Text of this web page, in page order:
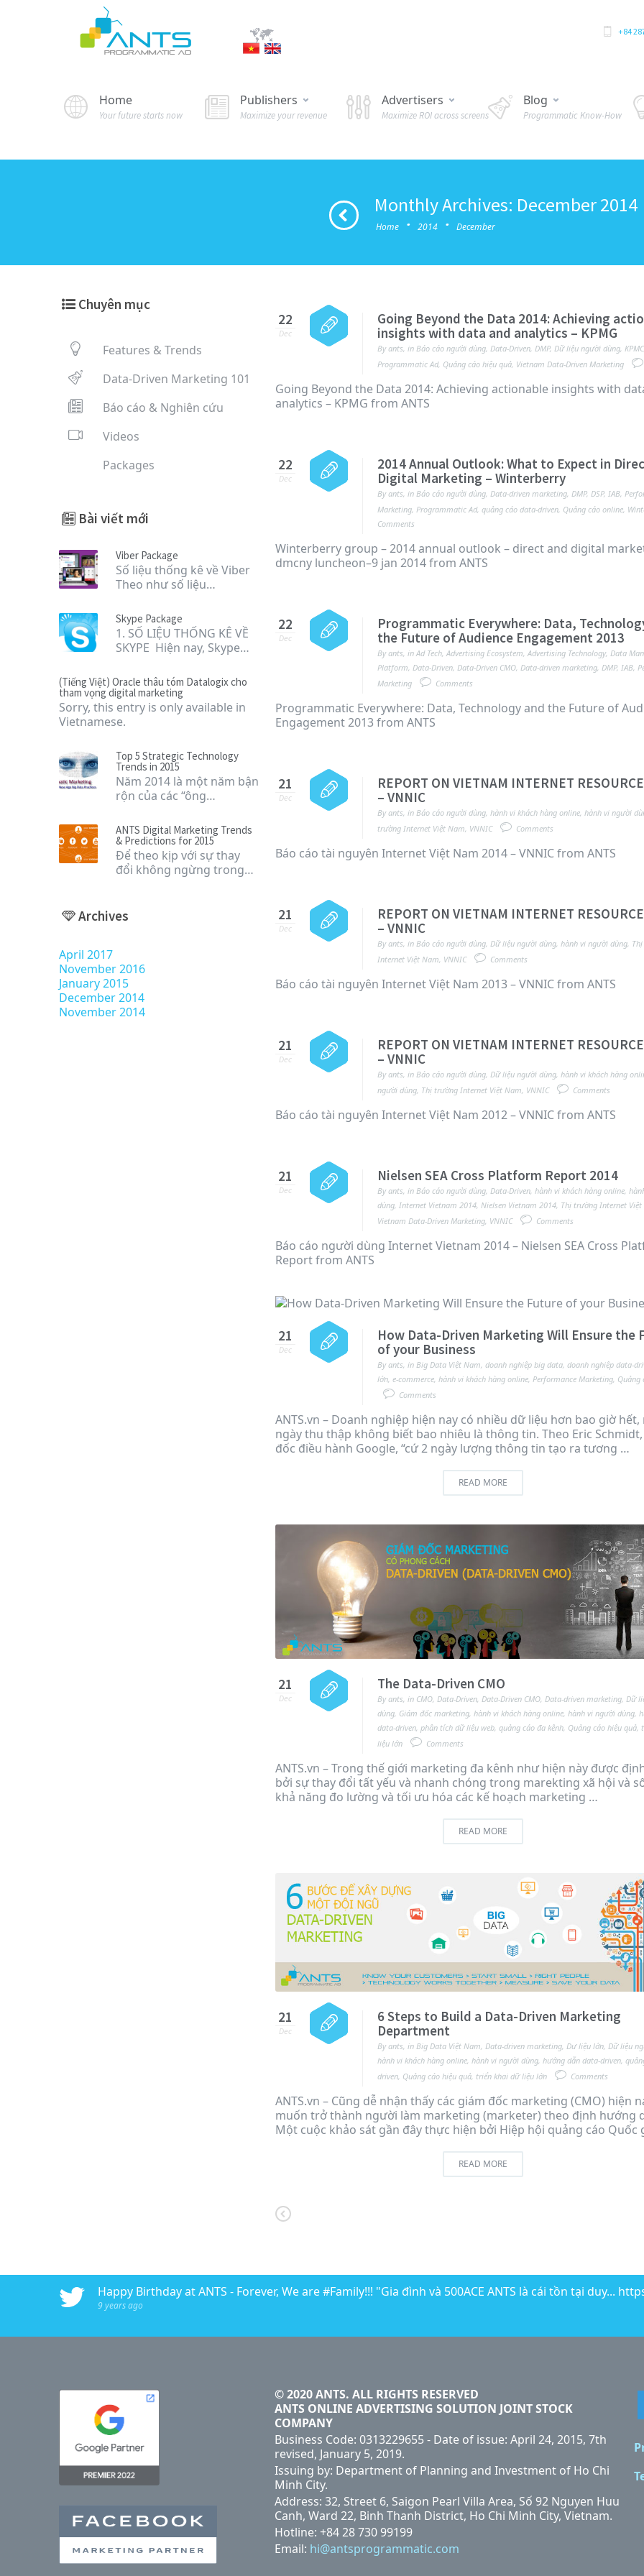
+84
Home
Your future starts now
Publishers
Maximize your revenue
Advertisers
Maximize ROI across screens
Blog
Programmatic Know-How
Monthly Archives: December 2014
Home · 2014 · December
22
Dec
Going Beyond the Data 2014: Achieving
insights with data and analytics – KPMG
Byants, in Báo cáo người dùng, Data-Driven, DMP, Dữ liệu người dùng, KPMC,
Programmatic Ad, Quảng cáo hiệu quả, Vietnam Data-Driven Marketing
Going Beyond the Data 2014: Achieving actionable insights with
analytics – KPMG from ANTS
22
Dec
2014 Annual Outlook: What to Expect in
Digital Marketing – Winterberry
Byants, in Báo cáo người dùng, Data-driven marketing, DMP, DSP, IAB,
Marketing, Programmatic Ad, quảng cáo data-driven, Quảng cáo online,
Comments
Winterberry group – 2014 annual outlook – direct and digital
dmcny luncheon–9 jan 2014 from ANTS
22
Dec
Programmatic Everywhere: Data,
the Future of Audience Engagement 2013
Byants, inAd Tech,Advertising Ecosystem,Advertising Technology, Data
Platform, Data-Driven, Data-Driven CMO, Data-driven marketing, DMP, IAB,
Marketing
Comments
Programmatic Everywhere: Data, Technology and the Future of
Engagement 2013 from ANTS
21
Dec
REPORT ON VIETNAM INTERNET
– VNNIC
Byants, in Báo cáo người dùng, hành vi khách hàng online, hành vi người
trường Internet Việt Nam, VNNIC Comments
Báo cáo tài nguyên Internet Việt Nam 2014 – VNNIC from ANTS
21
Dec
REPORT ON VIETNAM INTERNET
– VNNIC
Byants, in Báo cáo người dùng, Dữ liệu người dùng, hành vi người dùng,
Internet Việt Nam, VNNIC Comments
Báo cáo tài nguyên Internet Việt Nam 2013 – VNNIC from ANTS
21
Dec
REPORT ON VIETNAM INTERNET
– VNNIC
Byants, in Báo cáo người dùng, Dữ liệu người dùng, hành vi khách hàng
người dùng, Thị trường Internet Việt Nam, VNNIC Comments
Báo cáo tài nguyên Internet Việt Nam 2012 – VNNIC from ANTS
21
Dec
Nielsen SEA Cross Platform Report 2014
Byants, in Báo cáo người dùng, Data-Driven, hành vi khách hàng online,
dùng, Internet Vietnam 2014, Nielsen Vietnam 2014, Thị trường Internet Việt
Vietnam Data-Driven Marketing, VNNIC Comments
Báo cáo người dùng Internet Vietnam 2014 – Nielsen SEA Cross
Report from ANTS
21
Dec
How Data-Driven Marketing Will Ensure the
of your Business
Byants, in Big Data Việt Nam, doanh nghiệp big data, doanh nghiệp data-
lớn, e-commerce, hành vi khách hàng online, Performance Marketing, Quảng
Comments
ANTS.vn – Doanh nghiệp hiện nay có nhiều dữ liệu hơn bao giờ hết,
ngày thu thập không biết bao nhiêu là thông tin. Theo Eric
đốc điều hành Google, “cứ 2 ngày lượng thông tin tạo ra tương …
READ MORE
21
Dec
The Data-Driven CMO
Byants in CMO, Data-Driven, Data-Driven CMO, Data-driven marketing, Dữ
dùng, Giám đốc marketing, hành vi khách hàng online, hành vi người dùng,
data-driven, phân tích dữ liệu web, quảng cáo đa kênh, Quảng cáo hiệu quả,
liệu lớn
Comments
ANTS.vn – Trong thế giới marketing đa kênh như hiện này được
bởi sự thay đổi tất yếu và nhanh chóng trong marekting xã hội và
khả năng đo lường và tối ưu hóa các kế hoạch marketing …
READ MORE
21
Dec
6 Steps to Build a Data-Driven Marketing
Department
Byants in Big Data Việt Nam Data-driven marketing, Dư liệu lớn, Dữ liệu
hành vi khách hàng online, hành vi người dùng, hướng dẫn data-driven,
driven, Quảng cáo hiệu quả, triển khai dữ liệu lớn Comments
ANTS.vn – Cũng dễ nhận thấy các giám đốc marketing (CMO) hiện
muốn trở thành người làm marketing (marketer) theo định hướng
Một cuộc khảo sát gần đây thực hiện bởi Hiệp hội quảng cáo Quốc
READ MORE
Chuyên mục
Features & Trends
Data-Driven Marketing 101
Báo cáo & Nghiên cứu
Videos
Packages
Bài viết mới
Viber Package
Số liệu thống kê về Viber
Theo như số liệu…
Skype Package
1. SỐ LIỆU THỐNG KÊ VỀ
SKYPE Hiện nay, Skype…
(Tiếng Việt) Oracle thâu tóm Datalogix cho
tham vọng digital marketing
Sorry, this entry is only available in
Vietnamese.
Top 5 Strategic Technology
Trends in 2015
Năm 2014 là một năm bận
rộn của các “ông…
ANTS Digital Marketing Trends
& Predictions for 2015
Để theo kịp với sự thay
đổi không ngừng trong…
Archives
April 2017
November 2016
January 2015
December 2014
November 2014
ANTS AdTech Happy Birthday at ANTS - Forever, We are #Family!!! "Gia đình và 500ACE ANTS là cái tồn tại duy...
9 years ago
© 2020 ANTS. ALL RIGHTS RESERVED
ANTS ONLINE ADVERTISING SOLUTION JOINT STOCK
COMPANY
Business Code: 0313229655 - Date of issue: April 24, 2015, 7th
revised, January 5, 2019.
Issuing by: Department of Planning and Investment of Ho Chi
Minh City.
Address: 32, Street 6, Saigon Pearl Villa Area, Số 92 Nguyen Huu
Canh, Ward 22, Binh Thanh District, Ho Chi Minh City, Vietnam.
Hotline: +84 28 730 99199
Email: hi@antsprogrammatic.com